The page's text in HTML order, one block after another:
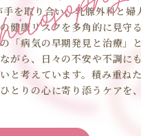
を取り合い、乳腺外科と婦
健康リスクを多角的に見守
「病気の早期発見と治療」
がら、日々の不安や不調に
と考えています。積み重ね
とりの心に寄り添うケアを